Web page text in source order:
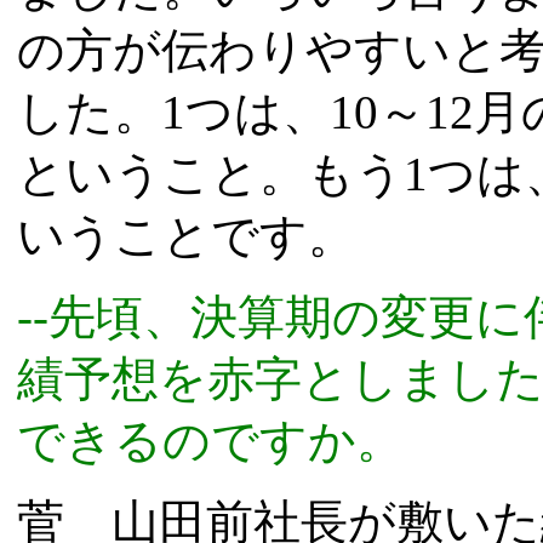
の方が伝わりやすいと
した。1つは、10～12
ということ。もう1つ
いうことです。
--先頃、決算期の変更
績予想を赤字としまし
できるのですか。
菅 山田前社長が敷い